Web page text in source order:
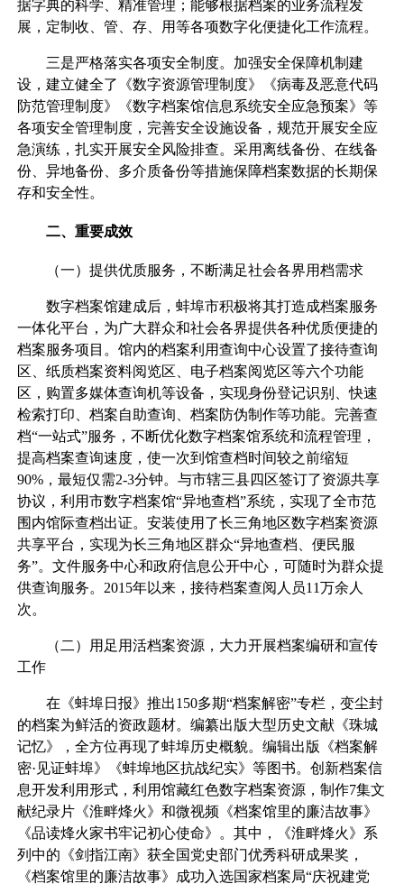
据字典的科学、精准管理；能够根据档案的业务流程发
展，定制收、管、存、用等各项数字化便捷化工作流程。
三是严格落实各项安全制度。加强安全保障机制建
设，建立健全了《数字资源管理制度》《病毒及恶意代码
防范管理制度》《数字档案馆信息系统安全应急预案》等
各项安全管理制度，完善安全设施设备，规范开展安全应
急演练，扎实开展安全风险排查。采用离线备份、在线备
份、异地备份、多介质备份等措施保障档案数据的长期保
存和安全性。
二、重要成效
（一）提供优质服务，不断满足社会各界用档需求
数字档案馆建成后，蚌埠市积极将其打造成档案服务
一体化平台，为广大群众和社会各界提供各种优质便捷的
档案服务项目。馆内的档案利用查询中心设置了接待查询
区、纸质档案资料阅览区、电子档案阅览区等六个功能
区，购置多媒体查询机等设备，实现身份登记识别、快速
检索打印、档案自助查询、档案防伪制作等功能。完善查
档“一站式”服务，不断优化数字档案馆系统和流程管理，
提高档案查询速度，使一次到馆查档时间较之前缩短
90%，最短仅需2-3分钟。与市辖三县四区签订了资源共享
协议，利用市数字档案馆“异地查档”系统，实现了全市范
围内馆际查档出证。安装使用了长三角地区数字档案资源
共享平台，实现为长三角地区群众“异地查档、便民服
务”。文件服务中心和政府信息公开中心，可随时为群众提
供查询服务。2015年以来，接待档案查阅人员11万余人
次。
（二）用足用活档案资源，大力开展档案编研和宣传
工作
在《蚌埠日报》推出150多期“档案解密”专栏，变尘封
的档案为鲜活的资政题材。编纂出版大型历史文献《珠城
记忆》，全方位再现了蚌埠历史概貌。编辑出版《档案解
密·见证蚌埠》《蚌埠地区抗战纪实》等图书。创新档案信
息开发利用形式，利用馆藏红色数字档案资源，制作7集文
献纪录片《淮畔烽火》和微视频《档案馆里的廉洁故事》
《品读烽火家书牢记初心使命》。其中，《淮畔烽火》系
列中的《剑指江南》获全国党史部门优秀科研成果奖，
《档案馆里的廉洁故事》成功入选国家档案局“庆祝建党